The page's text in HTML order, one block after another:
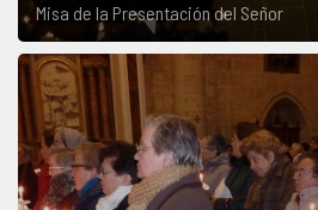
Misa de la Presentación del Señor